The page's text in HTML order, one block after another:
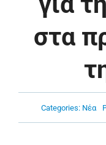
στα
Categories: Νέα